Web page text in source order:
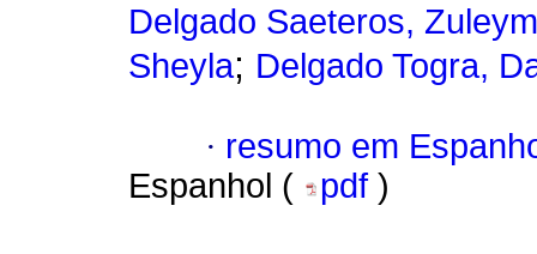
Delgado Saeteros,
Sheyla; Delgado Togra,
· resumo em
Espanhol (
pdf )